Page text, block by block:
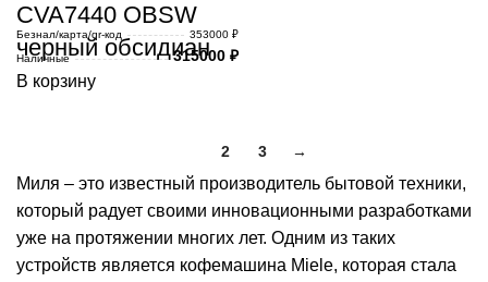
CVA7440 OBSW
черный обсидиан
Безнал/карта/qr-код
353000 ₽
Наличные
315000 ₽
В корзину
2 3 →
Миля – это известный производитель бытовой техники,
который радует своими инновационными разработками
уже на протяжении многих лет. Одним из таких
устройств является кофемашина Miele, которая стала